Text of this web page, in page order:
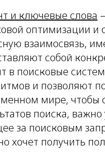
и ключевые слова
оптимизации и
взаимосвязь,
собой
в поисковые
и позволяют
мире, чтобы
поиска,
за поисковым
хочет получить